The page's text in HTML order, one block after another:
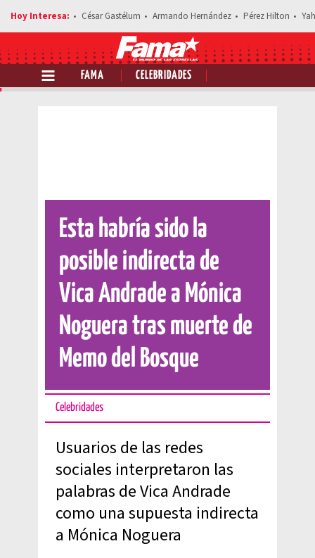
César Gastélum Armando Hernández Pérez Hilton
FAMA CELEBRIDADES
Comparte esta noticia
Esta habría sido la
posible indirecta de
Vica Andrade a Mónica
Noguera tras muerte de
Memo del Bosque
Celebridades
Usuarios de las redes
sociales interpretaron las
palabras de Vica Andrade
como una supuesta indirecta
a Mónica Noguera